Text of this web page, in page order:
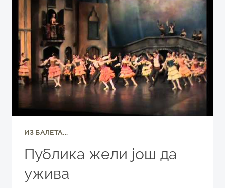
ГОДИНИ
ИЗ БАЛЕТА...
Публика жели још да
ужива